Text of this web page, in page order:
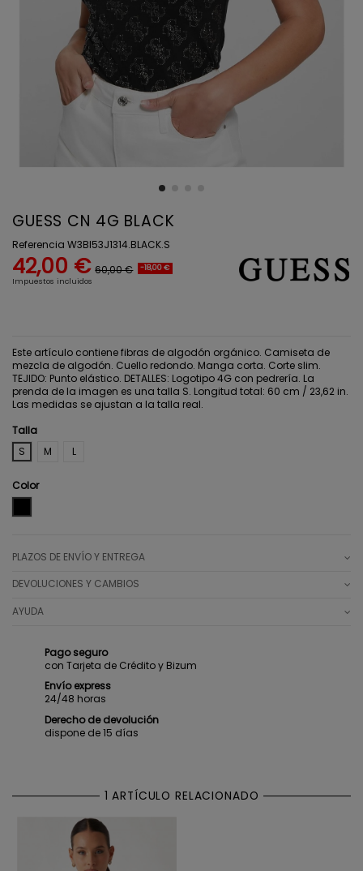
GUESS CN 4G BLACK
Referencia W3BI53J1314.BLACK.S
42,00 € 60,00 € -18,00 €
Impuestos incluidos
Este artículo contiene fibras de algodón orgánico. Camiseta de
mezcla de algodón. Cuello redondo. Manga corta. Corte slim.
TEJIDO: Punto elástico. DETALLES: Logotipo 4G con pedrería. La
prenda de la imagen es una talla S. Longitud total: 60 cm / 23,62 in.
Las medidas se ajustan a la talla real.
Talla
S
M L
Color
PLAZOS DE ENVÍO Y ENTREGA
DEVOLUCIONES Y CAMBIOS
AYUDA
Pago seguro
con Tarjeta de Crédito y Bizum
Envío express
24/48 horas
Derecho de devolución
dispone de 15 días
1 ARTÍCULO RELACIONADO